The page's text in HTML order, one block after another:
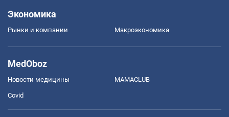
Экономика
Рынки и компании Mакроэкономика
MedOboz
Новости медицины MAMACLUB
Covid